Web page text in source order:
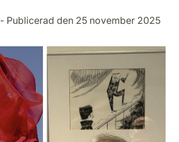
- Publicerad den 25 november 2025